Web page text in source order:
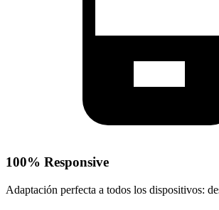
100% Responsive
Adaptación perfecta a todos los dispositivos: